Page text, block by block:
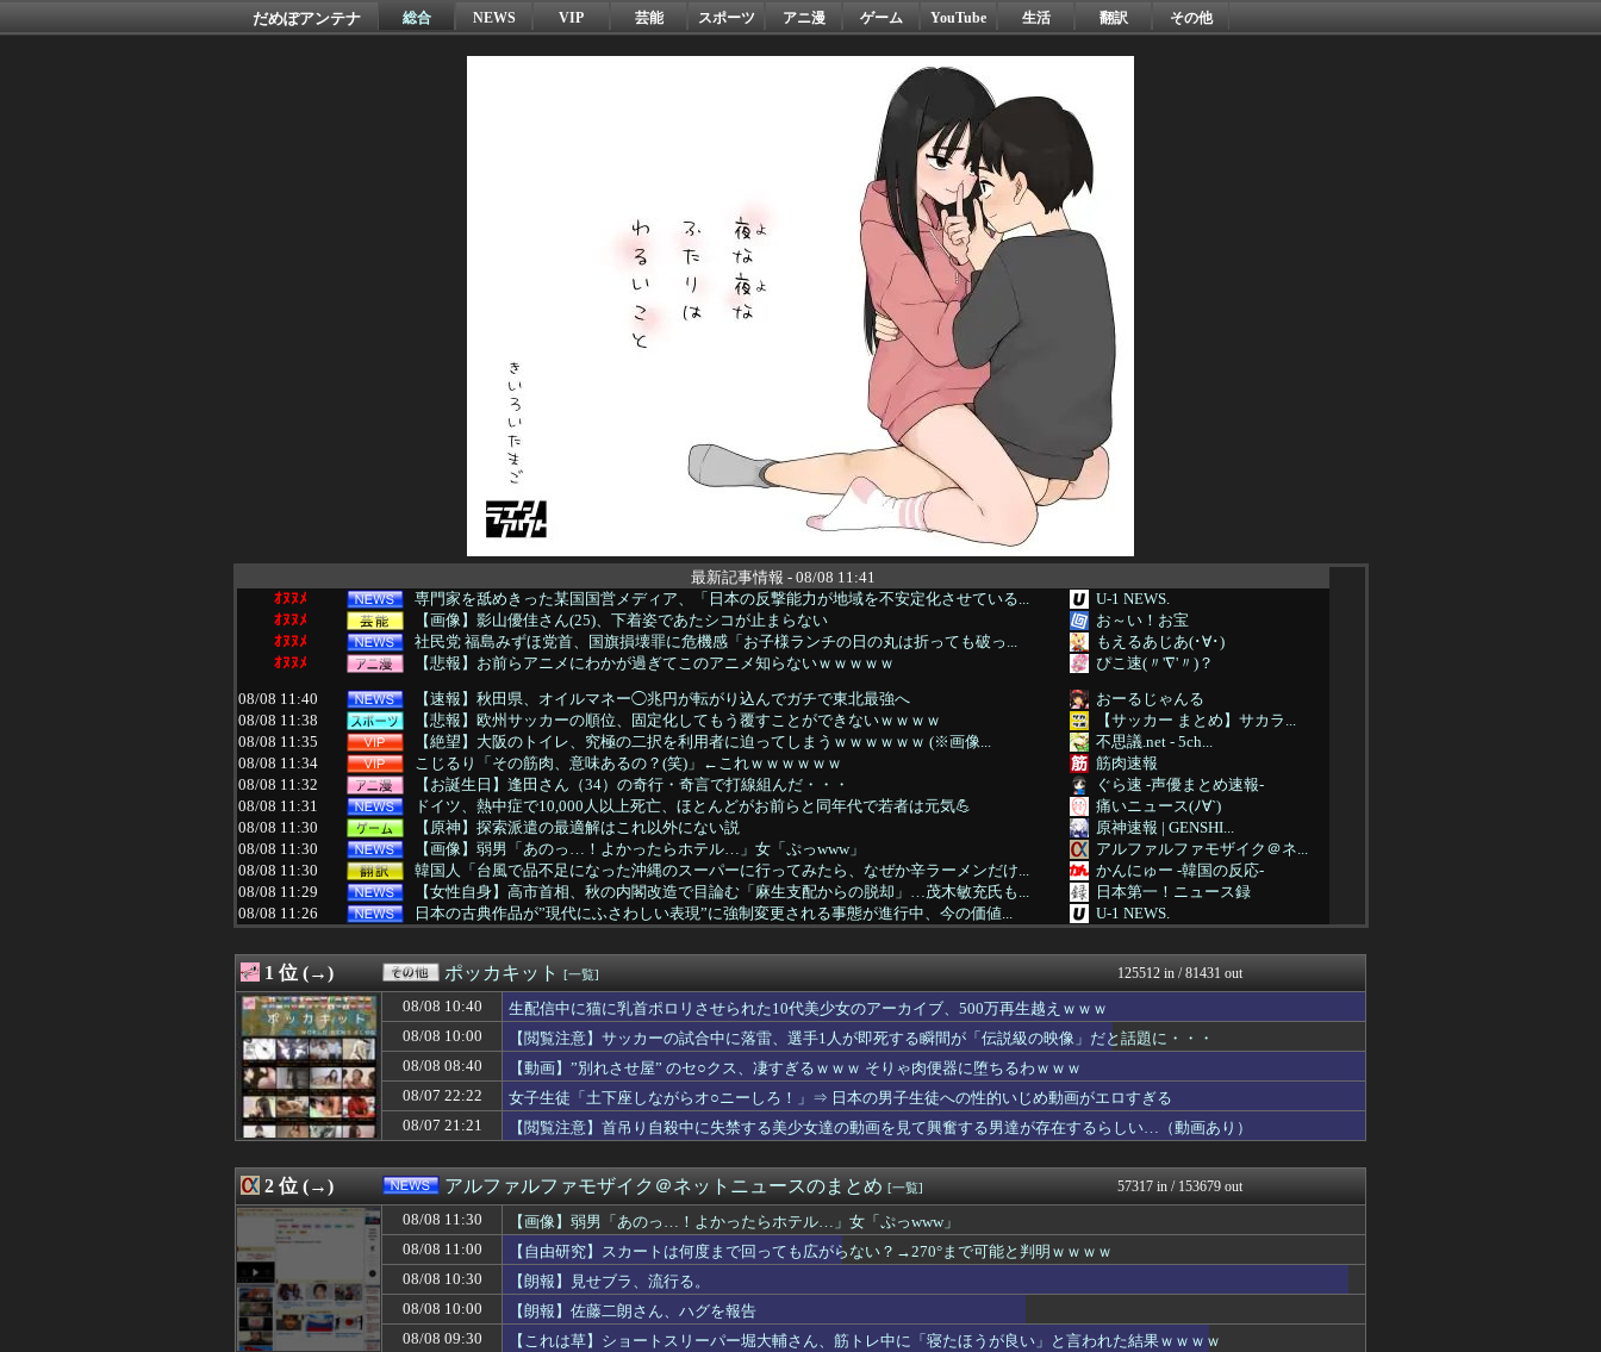
だめぽアンテナ 総合 NEWS VIP 芸能 スポーツ アニ漫 ゲーム YouTube 生活 翻訳 その他
最新記事情報 - 08/08 11:41
ｵﾇﾇﾒ
専門家を舐めきった某国国営メディア、「日本の反撃能力が地域を不安定化させている...
U-1 NEWS.
ｵﾇﾇﾒ
【画像】影山優佳さん(25)、下着姿であたシコが止まらない
お～い！お宝
ｵﾇﾇﾒ
社民党 福島みずほ党首、国旗損壊罪に危機感「お子様ランチの日の丸は折っても破っ...
もえるあじあ(･∀･)
ｵﾇﾇﾒ
【悲報】お前らアニメにわかが過ぎてこのアニメ知らないｗｗｗｗｗ
ぴこ速(〃'∇'〃)？
08/08 11:40
【速報】秋田県、オイルマネー◯兆円が転がり込んでガチで東北最強へ
おーるじゃんる
08/08 11:38
【悲報】欧州サッカーの順位、固定化してもう覆すことができないｗｗｗｗ
【サッカー まとめ】サカラ...
08/08 11:35
【絶望】大阪のトイレ、究極の二択を利用者に迫ってしまうｗｗｗｗｗｗ (※画像...
不思議.net - 5ch...
08/08 11:34
こじるり「その筋肉、意味あるの？(笑)」←これｗｗｗｗｗｗ
筋肉速報
08/08 11:32
【お誕生日】逢田さん（34）の奇行・奇言で打線組んだ・・・
ぐら速 -声優まとめ速報-
08/08 11:31
ドイツ、熱中症で10,000人以上死亡、ほとんどがお前らと同年代で若者は元気💪
痛いニュース(ﾉ∀`)
08/08 11:30
【原神】探索派遣の最適解はこれ以外にない説
原神速報 | GENSHI...
08/08 11:30
【画像】弱男「あのっ…！よかったらホテル…」女「ぷっwww」
アルファルファモザイク＠ネ...
08/08 11:30
韓国人「台風で品不足になった沖縄のスーパーに行ってみたら、なぜか辛ラーメンだけ...
かんにゅー -韓国の反応-
08/08 11:29
【女性自身】高市首相、秋の内閣改造で目論む「麻生支配からの脱却」…茂木敏充氏も...
日本第一！ニュース録
08/08 11:26
日本の古典作品が”現代にふさわしい表現”に強制変更される事態が進行中、今の価値...
U-1 NEWS.
08/08 11:25
【衝撃】キッズ「ママー、誕生日までに隠し部屋作って」母親「わかった」→結果ｗｗ...
わんこーる速報！
08/08 11:25
【驚愕】人生で初めて浮気のsexした結果ｗｗｗｗｗｗｗｗｗｗｗwwww
バズッター速報
08/08 11:23
【NBA】レブロン偉業達成なるか？PHIで優勝すれば北米4大スポーツ初の快挙
08/08 11:22
レースクイーンをしていた姉が『ZARDの坂井』についてこう言っていた
浮気ちゃんねる
08/08 11:20
SNSで知り合ったJK10人とS●Xしてハメ撮り770本撮ったイケメン逮捕ww...
キニ速
08/08 11:20
【悲報】熊本避難所の皆様「パンばっかり。飽き飽きしてる」
08/08 11:20
日本人女性がYGエンタ本社前でゴルフクラブを振り回し逮捕…韓国
キムチ速報
08/08 11:18
【朗報】FF15のノクトさん、ガチで理想的な主人公だったｗｗｗｗ
アニはつ -アニメ発信場-
08/08 11:17
【ホロライブ】社員にビブー好きがいるに違いない（確信
ホロ速
08/08 11:15
【トラウマ】映画・特撮・アニメ・漫画・ゲームで「主人公がガチで敗北した回」と聞...
哲学ニュースnwk
08/08 11:15
ヤフオクで「気持ちの良い取引が～」って評価してくれた女に「もっと気持ちよくして...
まとめCUP
08/08 11:12
【衝撃】中居正広、極秘に『ある事』を始めていたと判明する・・・
08/08 11:11
昔のスロット動画見てたらケロット柄が2回出たのにハズレてた…流石にヤバすぎじゃ...
パチンコ・パチスロ.com
08/08 11:10
【朗報】佐藤二朗、沈黙を破り完全勝利宣言
もみあげチャ～シュ～
08/08 11:10
【画像】隣家の室外機、ガチのマジでおわるｗｗｗ【エアコン】
08/08 11:10
【ドイツ空港テロ未遂】ウクライナ機に爆発物搭載ドローン接近→空港職員が蹴り落と...
おーるじゃんる
08/08 11:09
【遊んでるニコ】虎金妃笑虎がNELLマットレスをガチレビュー！皆担とニコたんの...
トレンドの通り道
08/08 11:09
【悲報】みいちゃんの作者さん、泣いてしまう
ぶる速-VIP
1 位 (→) ポッカキット [一覧] 125512 in / 81431 out
08/08 10:40
生配信中に猫に乳首ポロリさせられた10代美少女のアーカイブ、500万再生越えｗｗｗ
08/08 10:00
【閲覧注意】サッカーの試合中に落雷、選手1人が即死する瞬間が「伝説級の映像」だと話題に・・・
08/08 08:40
【動画】”別れさせ屋” のセ○クス、凄すぎるｗｗｗ そりゃ肉便器に堕ちるわｗｗｗ
08/07 22:22
女子生徒「土下座しながらオ○ニーしろ！」⇒ 日本の男子生徒への性的いじめ動画がエロすぎる
08/07 21:21
【閲覧注意】首吊り自殺中に失禁する美少女達の動画を見て興奮する男達が存在するらしい…（動画あり）
2 位 (→) アルファルファモザイク＠ネットニュースのまとめ [一覧] 57317 in / 153679 out
08/08 11:30
【画像】弱男「あのっ…！よかったらホテル…」女「ぷっwww」
08/08 11:00
【自由研究】スカートは何度まで回っても広がらない？→270°まで可能と判明ｗｗｗｗ
08/08 10:30
【朗報】見せブラ、流行る。
08/08 10:00
【朗報】佐藤二朗さん、ハグを報告
08/08 09:30
【これは草】ショートスリーパー堀大輔さん、筋トレ中に「寝たほうが良い」と言われた結果ｗｗｗｗ